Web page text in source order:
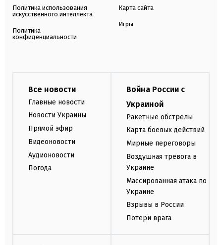
Политика использования
искусственного интеллекта
Политика
конфиденциальности
Карта сайта
Игры
Все новости
Главные новости
Новости Украины
Прямой эфир
Видеоновости
Аудионовости
Погода
Война России с
Украиной
Ракетные обстрелы
Карта боевых действий
Мирные переговоры
Воздушная тревога в
Украине
Массированная атака по
Украине
Взрывы в России
Потери врага